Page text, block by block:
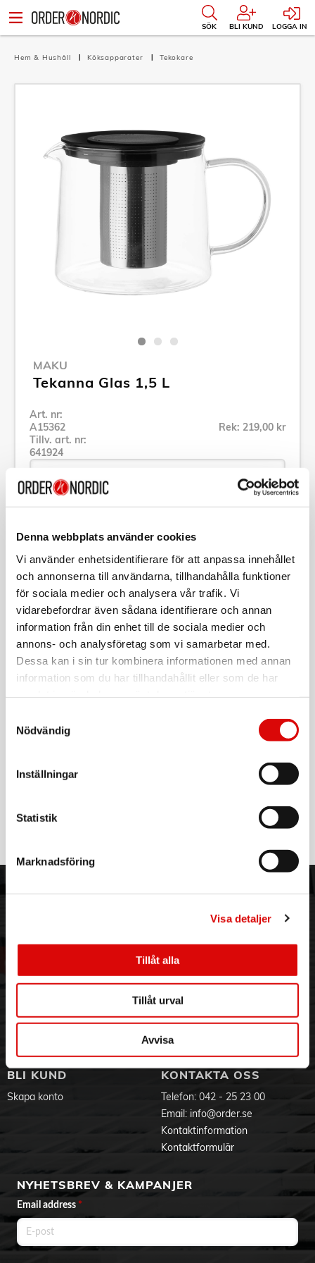
Denna webbplats använder cookies
Vi använder enhetsidentifierare för att anpassa innehållet
och annonserna till användarna, tillhandahålla funktioner
för sociala medier och analysera vår trafik. Vi
vidarebefordrar även sådana identifierare och annan
information från din enhet till de sociala medier och
annons- och analysföretag som vi samarbetar med.
Dessa kan i sin tur kombinera informationen med annan
information som du har tillhandahållit eller som de har
Nödvändig
Inställningar
Statistik
Marknadsföring
Visa detaljer
Tillåt alla
Tillåt urval
Avvisa
SÖK BLI KUND LOGGA IN
Hem & Hushåll Köksapparater Tekokare
MAKU
Tekanna Glas 1,5 L
Art. nr:
A15362
Tillv. art. nr:
641924
Rek: 219,00 kr
Se alla produkter inom Maku
Specifikation
Beskrivning
Art. nr:A15362
Tillv. art. nr: 641924
EAN-kod:
perfekt kopp te varje gång
värmetåligt borosilikatglas som inte påverkar eller försämrar
smaken på ditt te eller örtte. Perfekt för både lösviktste och
Enkel att använda: Fyll bryggaren med ditt favorit-te, häll i
hett vatten och låt dra så länge som önskas – sedan är det
En oumbärlig detalj för teälskare som uppskattar smak,
ORDER NORDIC
Visselblåsning
Aktuellt på Order
KUNDTJÄNST
Allmänna villkor
Godsefterlysning & Felleverans
Integritetspolicy
Om cookies
BLI KUND
Skapa konto
KONTAKTA OSS
Telefon: 042 - 25 23 00
Email: info@order.se
Kontaktinformation
Kontaktformulär
NYHETSBREV & KAMPANJER
Email address *